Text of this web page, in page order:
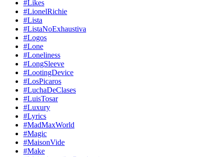
#Likes
#LionelRichie
#Lista
#ListaNoExhaustiva
#Logos
#Lone
#Loneliness
#LongSleeve
#LootingDevice
#LosPicaros
#LuchaDeClases
#LuisTosar
#Luxury
#Lyrics
#MadMaxWorld
#Magic
#MaisonVide
#Make